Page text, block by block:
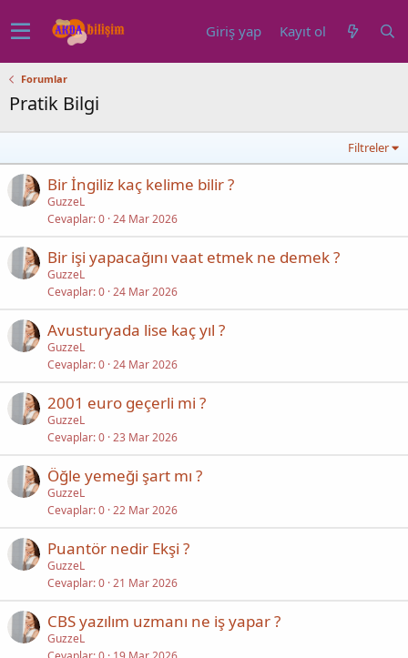
Giriş yap Kayıt ol
Forumlar
Pratik Bilgi
Filtreler
Bir İngiliz kaç kelime bilir ?
GuzzeL
Cevaplar 0 24 Mar 2026
Bir işi yapacağını vaat etmek ne demek ?
GuzzeL
Cevaplar 0 24 Mar 2026
Avusturyada lise kaç yıl ?
GuzzeL
Cevaplar 0 24 Mar 2026
2001 euro geçerli mi ?
GuzzeL
Cevaplar 0 23 Mar 2026
Öğle yemeği şart mı ?
GuzzeL
Cevaplar 0 22 Mar 2026
Puantör nedir Ekşi ?
GuzzeL
Cevaplar 0 21 Mar 2026
CBS yazılım uzmanı ne iş yapar ?
GuzzeL